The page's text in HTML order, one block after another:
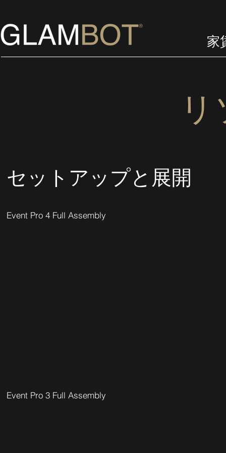
家
セットアップと展開
Event Pro 4 Full Assembly
Event Pro 3 Full Assembly